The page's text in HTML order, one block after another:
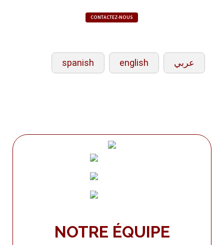
CONTACTEZ-NOUS
spanish english عربي
NOTRE ÉQUIPE